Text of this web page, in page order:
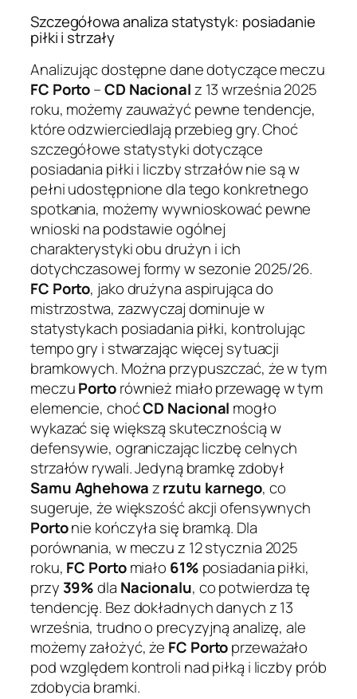
Szczegółowa analiza statystyk: posiadanie
piłki i strzały
Analizując dostępne dane dotyczące meczu
FC Porto–CD Nacionalz 13 września 2025
roku, możemy zauważyć pewne tendencje,
które odzwierciedlają przebieg gry. Choć
szczegółowe statystyki dotyczące
posiadania piłki i liczby strzałów nie są w
pełni udostępnione dla tego konkretnego
spotkania, możemy wywnioskować pewne
wnioski na podstawie ogólnej
charakterystyki obu drużyn i ich
dotychczasowej formy w sezonie 2025/26.
FC Porto, jako drużyna aspirująca do
mistrzostwa, zazwyczaj dominuje w
statystykach posiadania piłki, kontrolując
tempo gry i stwarzając więcej sytuacji
bramkowych. Można przypuszczać, że w tym
meczuPortorównież miało przewagę w tym
elemencie, choćCD Nacional mogło
wykazać się większą skutecznością w
defensywie, ograniczając liczbę celnych
strzałów rywali. Jedyną bramkę zdobył
Samu Aghehowazrzutu karnego, co
sugeruje, że większość akcji ofensywnych
Portonie kończyła się bramką. Dla
porównania, w meczu z 12 stycznia 2025
roku, FC Portomiało 61% posiadania piłki,
przy 39%dla Nacionalu, co potwierdza tę
tendencję. Bez dokładnych danych z 13
września, trudno o precyzyjną analizę, ale
możemy założyć, że FC Portoprzeważało
pod względem kontroli nad piłką i liczby prób
zdobycia bramki.